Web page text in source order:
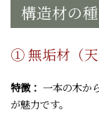
構造材の
① 無垢材（天
特徴： 一本の木か
が魅力です。